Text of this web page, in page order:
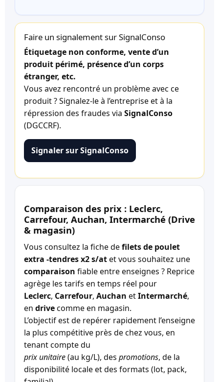
Faire un signalement sur SignalConso
Étiquetage non conforme, vente d’un
produit périmé, présence d’un corps
étranger, etc.
Vous avez rencontré un problème avec ce
produit ? Signalez-le à l’entreprise et à la
répression des fraudes via SignalConso
(DGCCRF).
Signaler sur SignalConso
Comparaison des prix : Leclerc,
Carrefour, Auchan, Intermarché (Drive
& magasin)
Vous consultez la fiche defilets de poulet
extra -tendres x2 s/atet vous souhaitez une
comparaison fiable entre enseignes ? Reprice
agrège les tarifs en temps réel pour
Leclerc, Carrefour, Auchan etIntermarché,
en drivecomme en magasin.
L’objectif est de repérer rapidement l’enseigne
la plus compétitive près de chez vous, en
tenant compte du
prix unitaire(au kg/L), des promotions, de la
disponibilité locale et des formats (lot, pack,